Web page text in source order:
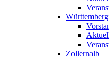
Zollernalb